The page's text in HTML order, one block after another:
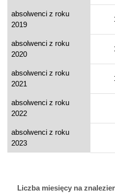
absolwenci z roku
2019
absolwenci z roku
2020
absolwenci z roku
2021
absolwenci z roku
2022
absolwenci z roku
2023
Liczba miesięcy na